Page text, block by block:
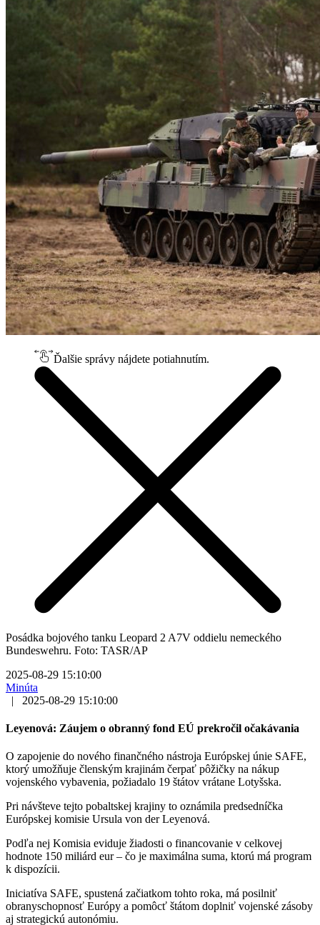
Ďalšie správy nájdete potiahnutím.
Posádka bojového tanku Leopard 2 A7V oddielu nemeckého
Bundeswehru. Foto: TASR/AP
2025-08-29 15:10:00
Minúta
|
2025-08-29 15:10:00
Leyenová: Záujem o obranný fond EÚ prekročil očakávania
O zapojenie do nového finančného nástroja Európskej únie SAFE,
ktorý umožňuje členským krajinám čerpať pôžičky na nákup
vojenského vybavenia, požiadalo 19 štátov vrátane Lotyšska.
Pri návšteve tejto pobaltskej krajiny to oznámila predsedníčka
Európskej komisie Ursula von der Leyenová.
Podľa nej Komisia eviduje žiadosti o financovanie v celkovej
hodnote 150 miliárd eur – čo je maximálna suma, ktorú má program
k dispozícii.
Iniciatíva SAFE, spustená začiatkom tohto roka, má posilniť
obranyschopnosť Európy a pomôcť štátom doplniť vojenské zásoby
aj strategickú autonómiu.